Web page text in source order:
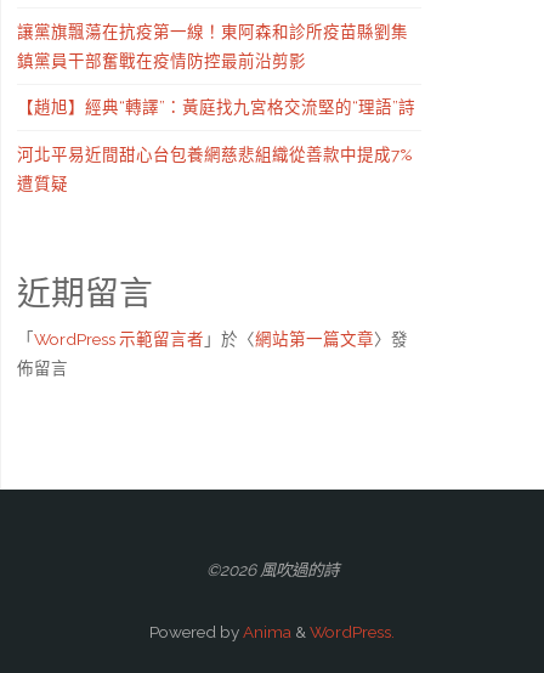
讓黨旗飄蕩在抗疫第一線！東阿森和診所疫苗縣劉集
鎮黨員干部奮戰在疫情防控最前沿剪影
【趙旭】經典“轉譯”：黃庭找九宮格交流堅的“理語”詩
河北平易近間甜心台包養網慈悲組織從善款中提成7%
遭質疑
近期留言
「WordPress 示範留言者 」於〈網站第一篇文章〉發
佈留言
©2026 風吹過的詩
Powered byAnima & WordPress.